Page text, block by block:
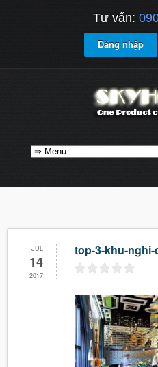
Tư vấn:
Đăng nhập
JUL
14
2017
top-3-khu-